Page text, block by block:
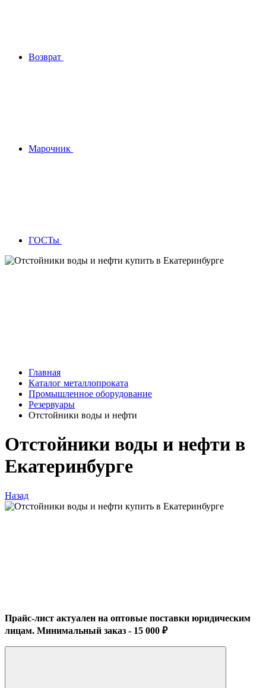
Возврат
Марочник
ГОСТы
Главная
Каталог металлопроката
Промышленное оборудование
Резервуары
Отстойники воды и нефти
Отстойники воды и нефти в
Екатеринбурге
Назад
Прайс-лист актуален на оптовые поставки юридическим
лицам. Минимальный заказ - 15 000 ₽